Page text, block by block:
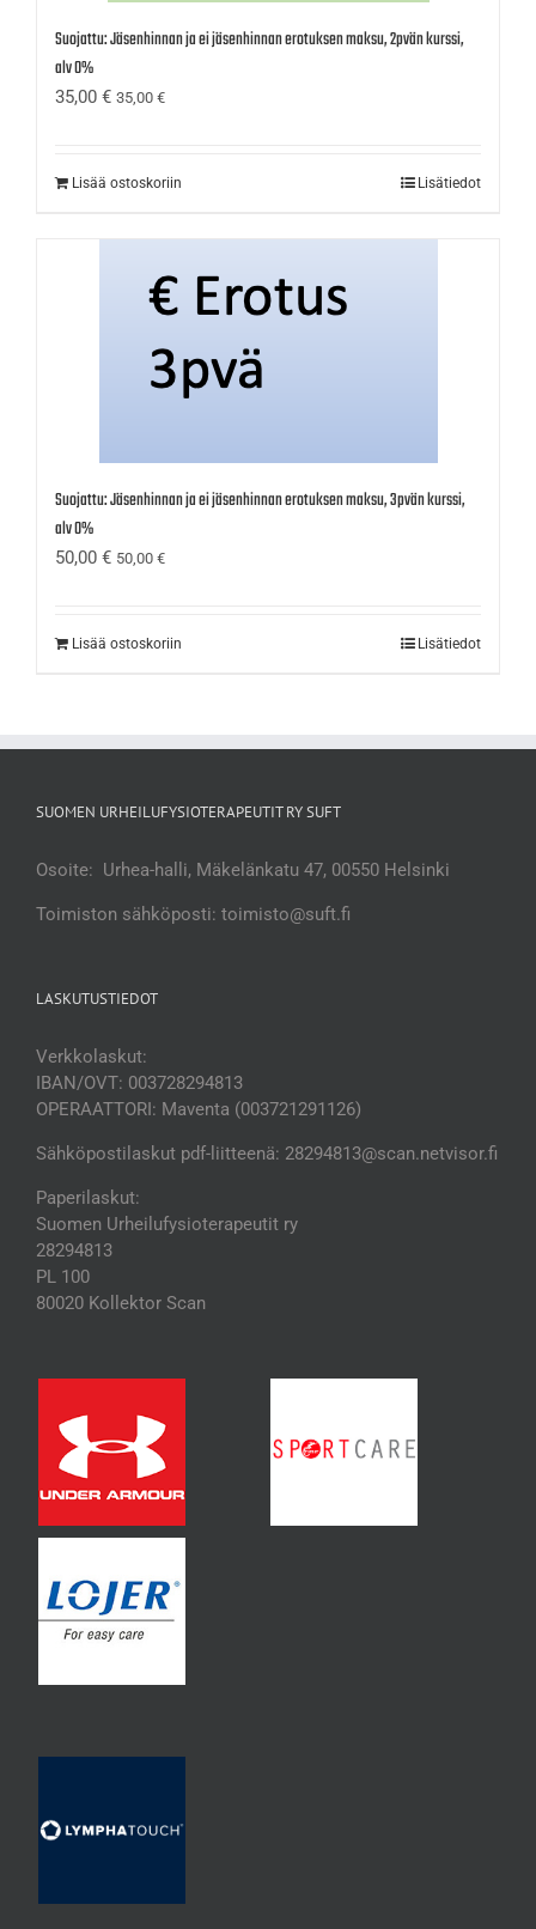
Suojattu: Jäsenhinnan ja ei jäsenhinnan erotuksen maksu, 2pvän kurssi,
alv 0%
35,00 € 35,00 €
Lisää ostoskoriin Lisätiedot
Suojattu: Jäsenhinnan ja ei jäsenhinnan erotuksen maksu, 3pvän kurssi,
alv 0%
50,00 € 50,00 €
Lisää ostoskoriin Lisätiedot
SUOMEN URHEILUFYSIOTERAPEUTIT RY SUFT
Osoite: Urhea-halli, Mäkelänkatu 47, 00550 Helsinki
Toimiston sähköposti: toimisto@suft.fi
LASKUTUSTIEDOT
Verkkolaskut:
IBAN/OVT: 003728294813
OPERAATTORI: Maventa (003721291126)
Sähköpostilaskut pdf-liitteenä: 28294813@scan.netvisor.fi
Paperilaskut:
Suomen Urheilufysioterapeutit ry
28294813
PL 100
80020 Kollektor Scan